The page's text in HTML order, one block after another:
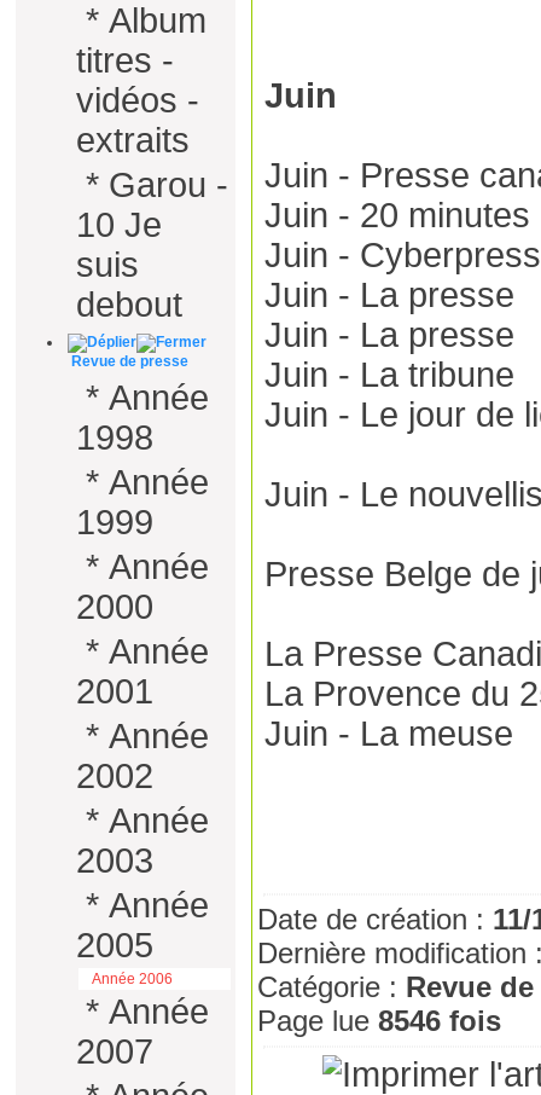
* Album
titres -
vidéos -
extraits
* Garou -
10 Je
suis
debout
Revue de presse
* Année
1998
* Année
1999
* Année
2000
* Année
2001
* Année
2002
* Année
2003
* Année
2005
Année 2006
* Année
2007
Juin
Juin - Presse
Juin - 20 minutes
Juin -
Juin - La presse
Juin - La presse
Juin - La tribune
Juin - Le jour de
Juin - Le
Presse Belge de
La Presse
La Provence du
Juin - La meuse
Date de création : 11/
Dernière
Catégorie : Revue
Page lue 8546 fois